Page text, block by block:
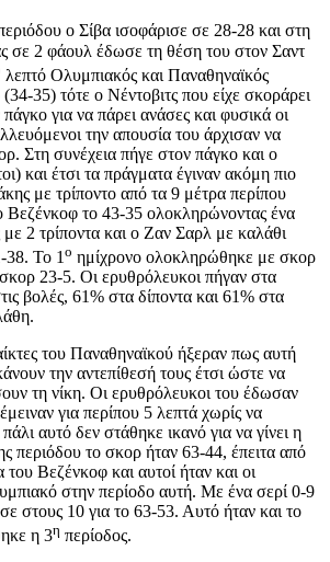
ο Σίβα ισοφάρισε σε 28-28 και στη
σε 2 φάουλ έδωσε τη θέση του στον Σαντ
λεπτό Ολυμπιακός και Παναθηναϊκός
35) τότε ο Νέντοβιτς που είχε σκοράρει
για να πάρει ανάσες και φυσικά οι
την απουσία του άρχισαν να
Στη συνέχεια πήγε στον πάγκο και ο
και έτσι τα πράγματα έγιναν ακόμη πιο
με τρίποντο από τα 9 μέτρα περίπου
Βεζένκοφ το 43-35 ολοκληρώνοντας ένα
2 τρίποντα και ο Ζαν Σαρλ με καλάθι
38. Το 1 ο ημίχρονο ολοκληρώθηκε με σκορ
23-5. Οι ερυθρόλευκοι πήγαν στα
βολές, 61% στα δίποντα και 61% στα
του Παναθηναϊκού ήξεραν πως αυτή
την αντεπίθεσή τους έτσι ώστε να
τη νίκη. Οι ερυθρόλευκοι του έδωσαν
για περίπου 5 λεπτά χωρίς να
αυτό δεν στάθηκε ικανό για να γίνει η
περιόδου το σκορ ήταν 63-44, έπειτα από
Βεζένκοφ και αυτοί ήταν και οι
στην περίοδο αυτή. Με ένα σερί 0-9
στους 10 για το 63-53. Αυτό ήταν και το
η 3η περίοδος.